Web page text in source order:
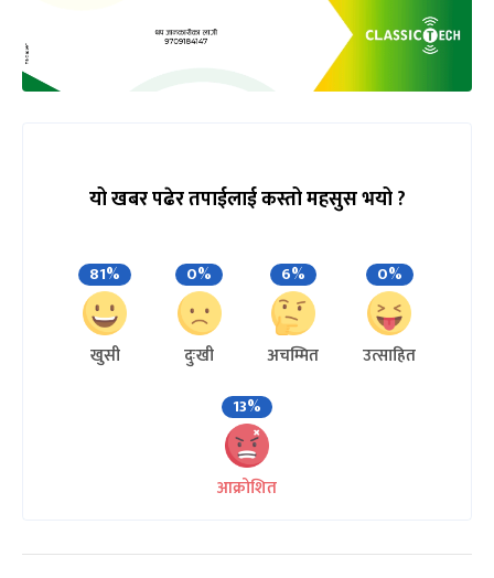
यो खबर पढेर तपाईलाई कस्तो महसुस भयो ?
81%
खुसी
0%
दुःखी
6%
अचम्मित
0%
उत्साहित
13%
आक्रोशित